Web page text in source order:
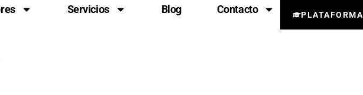
Servicios Blog Contacto PLATAFORMA